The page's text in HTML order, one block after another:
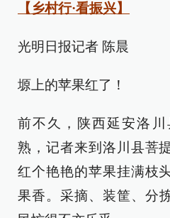
【乡村行·看振兴】
光明日报记者 陈晨
塬上的苹果红了！
前不久，陕西延安洛
熟，记者来到洛川县菩
红个艳艳的苹果挂满枝
果香。采摘、装筐、